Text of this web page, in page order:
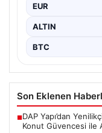
EUR
ALTIN
BTC
Son Eklenen
■DAP Yapı’dan
Konut Güvencesi ile